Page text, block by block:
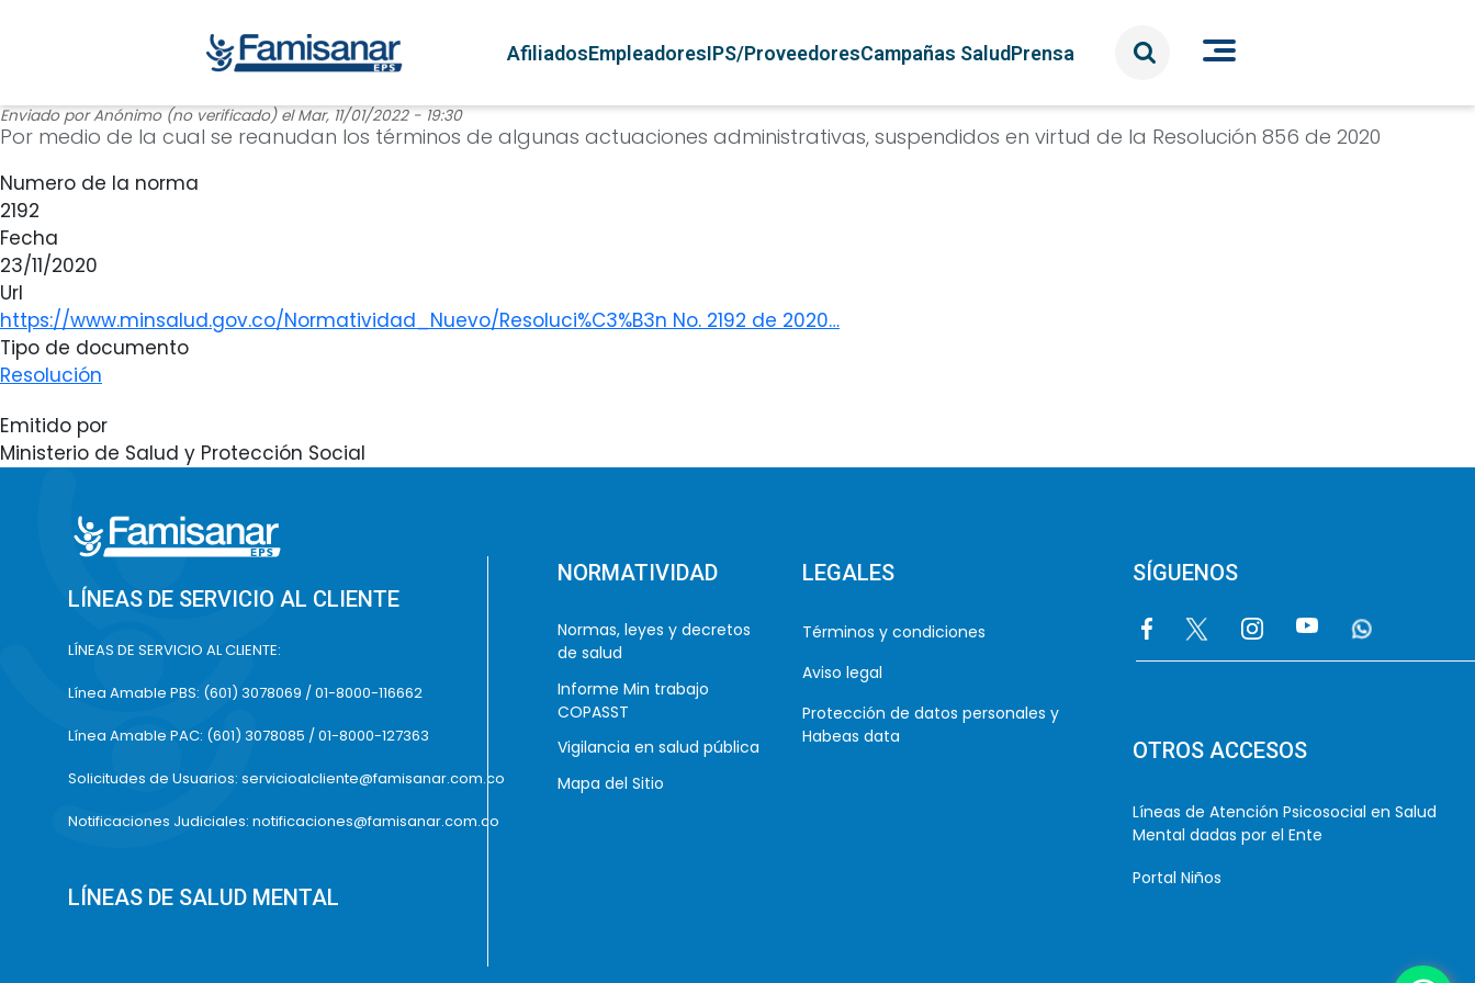
Navegación principal
AfiliadosEmpleadoresIPS/ProveedoresCampañas SaludPrensa
Enviado porAnónimo (no verificado)elMar, 11/01/2022 - 19:30
Por medio de la cual se reanudan los términos de algunas actuaciones administrativas, suspendidos en virtud de la Resolución 856 de 2020
Numero de la norma
2192
Fecha
23/11/2020
Url
https://www.minsalud.gov.co/Normatividad_Nuevo/Resoluci%C3%B3n No. 2192 de 2020…
Tipo de documento
Resolución
Emitido por
Ministerio de Salud y Protección Social
LÍNEAS DE SERVICIO AL CLIENTE
LÍNEAS DE SERVICIO AL CLIENTE:
Línea Amable PBS: (601) 3078069 / 01-8000-116662
Línea Amable PAC: (601) 3078085 / 01-8000-127363
Solicitudes de Usuarios: servicioalcliente@famisanar.com.co
Notificaciones Judiciales: notificaciones@famisanar.com.co
LÍNEAS DE SALUD MENTAL
NORMATIVIDAD
Normas, leyes y decretos
de salud
Informe Min trabajo
COPASST
Vigilancia en salud pública
Mapa del Sitio
LEGALES
Términos y condiciones
Aviso legal
Protección de datos personales y
Habeas data
SÍGUENOS
ImageImage Image Image Image
OTROS ACCESOS
Líneas de Atención Psicosocial en Salud
Mental dadas por el Ente
Portal Niños